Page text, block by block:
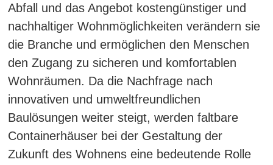
Abfall und das Angebot kostengünstiger und
nachhaltiger Wohnmöglichkeiten verändern sie
die Branche und ermöglichen den Menschen
den Zugang zu sicheren und komfortablen
Wohnräumen. Da die Nachfrage nach
innovativen und umweltfreundlichen
Baulösungen weiter steigt, werden faltbare
Containerhäuser bei der Gestaltung der
Zukunft des Wohnens eine bedeutende Rolle